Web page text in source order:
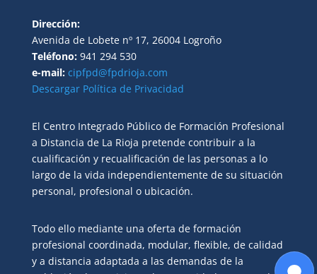
Dirección:
Avenida de Lobete nº 17, 26004 Logroño
Teléfono:941 294 530
e-mail: cipfpd@fpdrioja.com
Descargar Política de Privacidad
El Centro Integrado Público de Formación Profesional
a Distancia de La Rioja pretende contribuir a la
cualificación y recualificación de las personas a lo
largo de la vida independientemente de su situación
personal, profesional o ubicación.
Todo ello mediante una oferta de formación
profesional coordinada, modular, flexible, de calidad
y a distancia adaptada a las demandas de la